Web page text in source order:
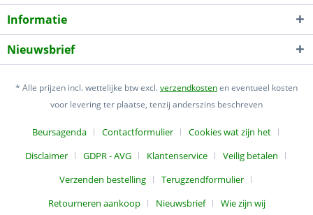
Informatie
Nieuwsbrief
* Alle prijzen incl. wettelijke btw excl.verzendkostenen eventueel kosten
voor levering ter plaatse, tenzij anderszins beschreven
Beursagenda Contactformulier
Cookies wat zijn het
Disclaimer
GDPR - AVG Klantenservice
Veilig betalen
Verzenden bestelling
Terugzendformulier
Retourneren aankoop
Nieuwsbrief Wie zijn wij